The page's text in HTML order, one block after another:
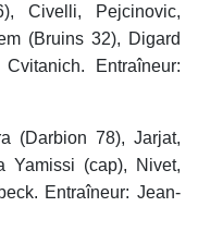
Civelli, Pejcinovic,
(Bruins 32), Digard
Entraîneur:
(Darbion 78), Jarjat,
Yamissi (cap), Nivet,
Entraîneur: Jean-